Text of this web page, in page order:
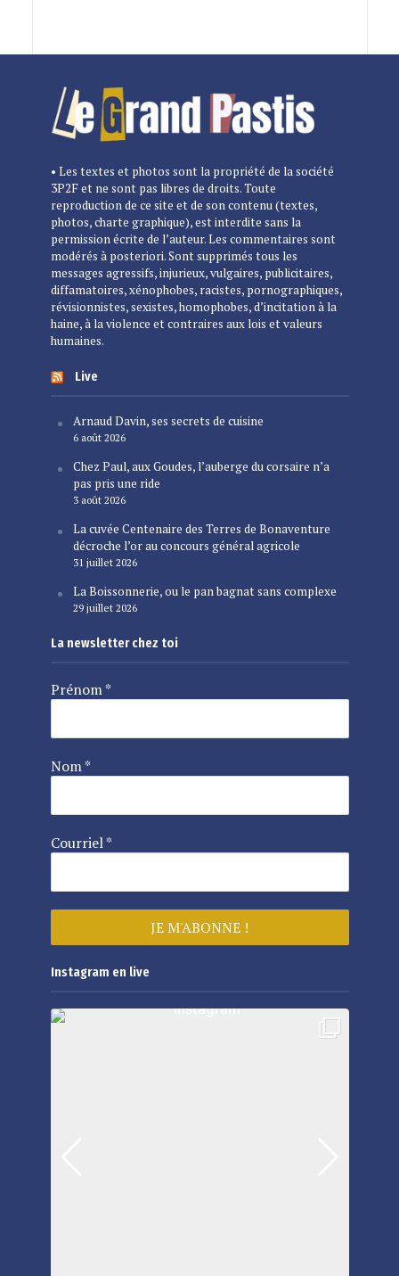
• Les textes et photos sont la propriété de la société
3P2F et ne sont pas libres de droits. Toute
reproduction de ce site et de son contenu (textes,
photos, charte graphique), est interdite sans la
permission écrite de l’auteur. Les commentaires sont
modérés à posteriori. Sont supprimés tous les
messages agressifs, injurieux, vulgaires, publicitaires,
diffamatoires, xénophobes, racistes, pornographiques,
révisionnistes, sexistes, homophobes, d’incitation à la
haine, à la violence et contraires aux lois et valeurs
humaines.
Live
Arnaud Davin, ses secrets de cuisine
6 août 2026
Chez Paul, aux Goudes, l’auberge du corsaire n’a
pas pris une ride
3 août 2026
La cuvée Centenaire des Terres de Bonaventure
décroche l’or au concours général agricole
31 juillet 2026
La Boissonnerie, ou le pan bagnat sans complexe
29 juillet 2026
La newsletter chez toi
Prénom*
Nom*
Courriel*
Instagram en live